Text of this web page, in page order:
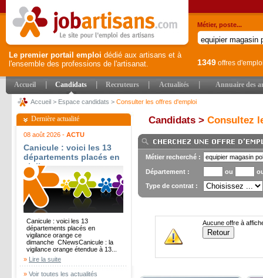
Le premier portail emploi dédié aux artisans et à
l'ensemble des professions de l'artisanat.
Métier, poste...
1349 offres
Accueil Candidats Recruteurs Actualités Annuaire des
Accueil > Espace candidats > Consulter les offres d'emploi
Dernière actualité
08 août 2026 - ACTU
Canicule : voici les 13
départements placés en
vigilance orange ce
dimanche - CNews
Canicule : voici les 13
départements placés en
vigilance orange ce
dimanche CNewsCanicule : la
vigilance orange étendue à 13...
» Lire la suite
» Voir toutes les actualités
Candidats > Consultez
Métier recherché :
Département : ou
Type de contrat :
Aucune offre à